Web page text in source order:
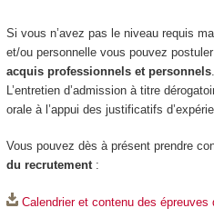
Si vous n’avez pas le niveau requis
et/ou personnelle vous pouvez
acquis professionnels et personnels.
L’entretien d’admission à titre
orale à l’appui des justificatifs
Vous pouvez dès à présent prendre
du recrutement:
Calendrier et contenu des